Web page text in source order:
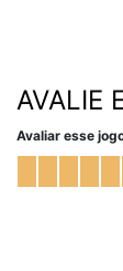
AVALIE
Avaliar esse